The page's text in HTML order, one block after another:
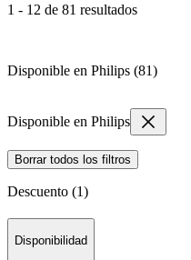
1 - 12 de 81 resultados
Disponible en Philips (81)
Disponible en Philips
Borrar todos los filtros
Descuento (1)
Disponibilidad